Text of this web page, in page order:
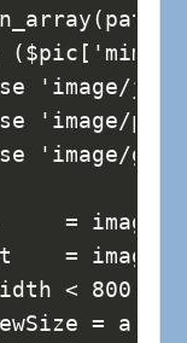
'image/
'image/
'image/
=
=
< 800) {
=